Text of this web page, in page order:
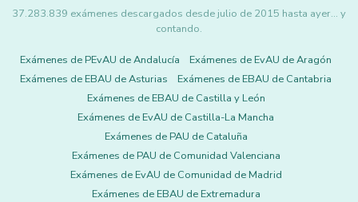
37.283.839 exámenes descargados desde julio de 2015 hasta ayer... y
contando.
Exámenes de PEvAU de Andalucía
Exámenes de EvAU de Aragón
Exámenes de EBAU de Asturias
Exámenes de EBAU de Cantabria
Exámenes de EBAU de Castilla y León
Exámenes de EvAU de Castilla-La Mancha
Exámenes de PAU de Cataluña
Exámenes de PAU de Comunidad Valenciana
Exámenes de EvAU de Comunidad de Madrid
Exámenes de EBAU de Extremadura